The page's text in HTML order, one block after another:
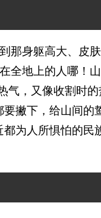
那身躯高大、皮
全地上的人哪！
气，又像收割时
要撇下，给山间的
为人所惧怕的民